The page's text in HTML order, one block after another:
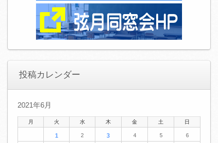
投稿カレンダー
2021年6月
月 火 水 木 金 土 日
1 2 3 4 5
6